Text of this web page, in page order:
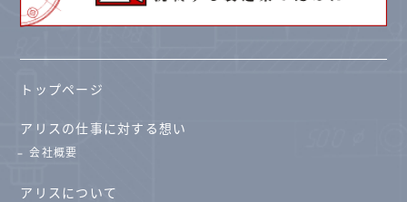
トップページ
アリスの仕事に対する想い
会社概要
アリスについて